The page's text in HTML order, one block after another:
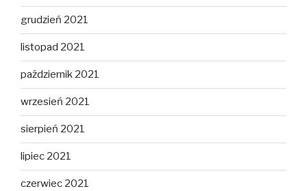
grudzień 2021
listopad 2021
październik 2021
wrzesień 2021
sierpień 2021
lipiec 2021
czerwiec 2021